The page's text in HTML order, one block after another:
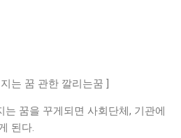
는 꿈 관한 깔리는꿈 ]
는 꿈을 꾸게되면 사회단체, 기관에
된다.